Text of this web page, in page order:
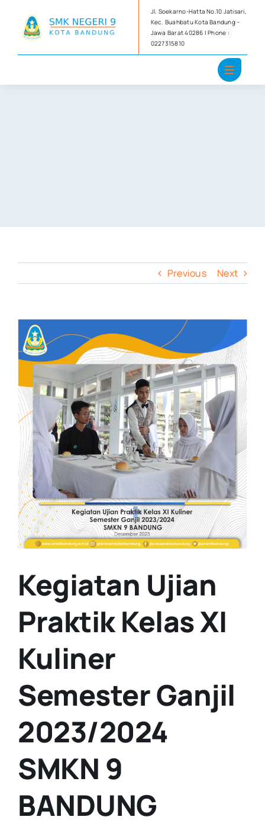
content
Jl. Soekarno-Hatta No.10 Jatisari,
Kec. Buahbatu Kota Bandung –
Jawa Barat 40286 | Phone :
0227315810
Previous Next
View
Larger
Image
Kegiatan Ujian
Praktik Kelas XI
Kuliner
Semester Ganjil
2023/2024
SMKN 9
BANDUNG